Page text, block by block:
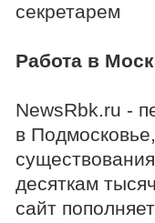
секретарем
Работа в
NewsRbk.ru -
в
десяткам
сайт